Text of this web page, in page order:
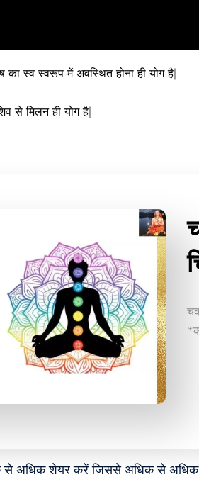
का स्व स्वरूप में अवस्थित होना ही योग है|
से मिलन ही योग है|
से अधिक शेयर करें जिससे अधिक से अधिक